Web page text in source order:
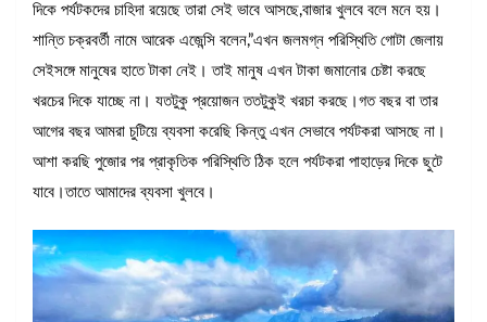
দিকে পর্যটকদের চাহিদা রয়েছে তারা সেই ভাবে আসছে,বাজার খুলবে বলে মনে হয়।
শান্তি চক্রবর্তী নামে আরেক এজেন্সি বলেন,”এখন জলমগ্ন পরিস্থিতি গোটা জেলায়
সেইসঙ্গে মানুষের হাতে টাকা নেই। তাই মানুষ এখন টাকা জমানোর চেষ্টা করছে
খরচের দিকে যাচ্ছে না। যতটুকু প্রয়োজন ততটুকুই খরচা করছে।গত বছর বা তার
আগের বছর আমরা চুটিয়ে ব্যবসা করেছি কিন্তু এখন সেভাবে পর্যটকরা আসছে না।
আশা করছি পুজোর পর প্রাকৃতিক পরিস্থিতি ঠিক হলে পর্যটকরা পাহাড়ের দিকে ছুটে
যাবে।তাতে আমাদের ব্যবসা খুলবে।